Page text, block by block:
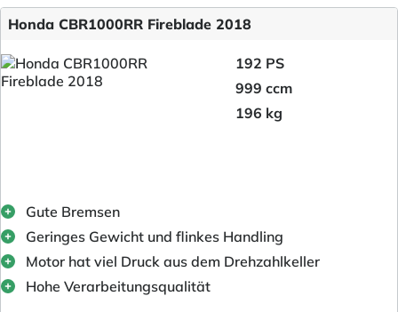
Honda CBR1000RR Fireblade 2018
192 PS
999 ccm
196 kg
Gute Bremsen
Geringes Gewicht und flinkes Handling
Motor hat viel Druck aus dem Drehzahlkeller
Hohe Verarbeitungsqualität